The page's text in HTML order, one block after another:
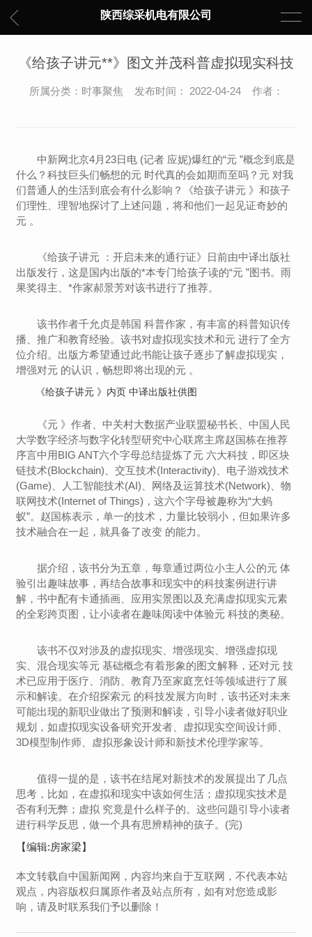
陕西综采机电有限公司
《给孩子讲元**》图文并茂科普虚拟现实科技
所属分类：时事聚焦 发布时间： 2022-04-24 作者：
中新网北京4月23日电 (记者 应妮)爆红的“元 ”概念到底是
什么？科技巨头们畅想的元 时代真的会如期而至吗？元 对我
们普通人的生活到底会有什么影响？《给孩子讲元 》和孩子
们理性、理智地探讨了上述问题，将和他们一起见证奇妙的
元 。
《给孩子讲元 ：开启未来的通行证》日前由中译出版社
出版发行，这是国内出版的*本专门给孩子读的“元 ”图书。雨
果奖得主、*作家郝景芳对该书进行了推荐。
该书作者千允贞是韩国 科普作家，有丰富的科普知识传
播、推广和教育经验。该书对虚拟现实技术和元 进行了全方
位介绍。出版方希望通过此书能让孩子逐步了解虚拟现实，
增强对元 的认识，畅想即将出现的元 。
《给孩子讲元 》内页 中译出版社供图
《元 》作者、中关村大数据产业联盟秘书长、中国人民
大学数字经济与数字化转型研究中心联席主席赵国栋在推荐
序言中用BIG ANT六个字母总结提炼了元 六大科技，即区块
链技术(Blockchain)、交互技术(Interactivity)、电子游戏技术
(Game)、人工智能技术(AI)、网络及运算技术(Network)、物
联网技术(Internet of Things)，这六个字母被趣称为“大蚂
蚁”。赵国栋表示，单一的技术，力量比较弱小，但如果许多
技术融合在一起，就具备了改变 的能力。
据介绍，该书分为五章，每章通过两位小主人公的元 体
验引出趣味故事，再结合故事和现实中的科技案例进行讲
解，书中配有卡通插画、应用实景图以及充满虚拟现实元素
的全彩跨页图，让小读者在趣味阅读中体验元 科技的奥秘。
该书不仅对涉及的虚拟现实、增强现实、增强虚拟现
实、混合现实等元 基础概念有着形象的图文解释，还对元 技
术已应用于医疗、消防、教育乃至家庭烹饪等领域进行了展
示和解读。在介绍探索元 的科技发展方向时，该书还对未来
可能出现的新职业做出了预测和解读，引导小读者做好职业
规划，如虚拟现实设备研究开发者、虚拟现实空间设计师、
3D模型制作师、虚拟形象设计师和新技术伦理学家等。
值得一提的是，该书在结尾对新技术的发展提出了几点
思考，比如，在虚拟和现实中该如何生活；虚拟现实技术是
否有利无弊；虚拟 究竟是什么样子的。这些问题引导小读者
进行科学反思，做一个具有思辨精神的孩子。(完)
【编辑:房家梁】
本文转载自中国新闻网，内容均来自于互联网，不代表本站
观点，内容版权归属原作者及站点所有，如有对您造成影
响，请及时联系我们予以删除！